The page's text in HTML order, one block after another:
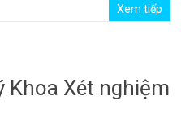
Xem tiếp
Khoa Xét nghiệm